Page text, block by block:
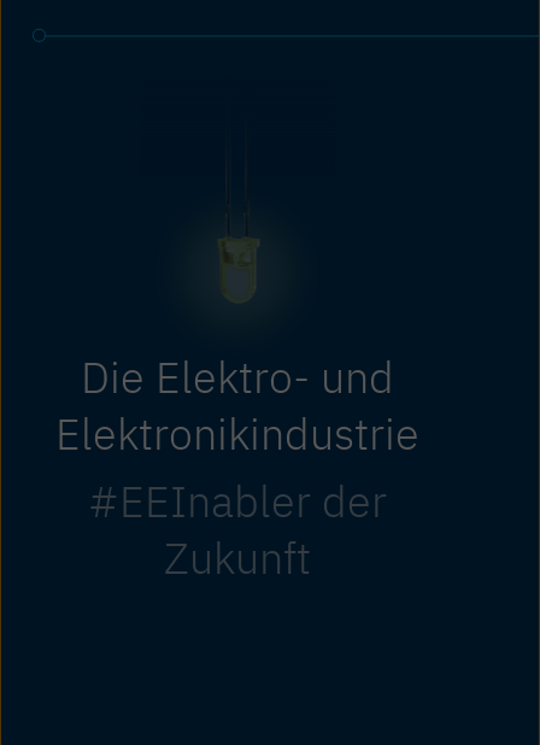
Die Elektro- und
Elektronikindustrie
#EEInabler der
Zukunft